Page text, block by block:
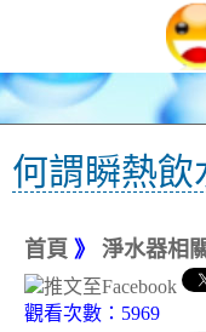
何謂瞬熱飲
首頁 》 淨水器相
觀看次數：5969